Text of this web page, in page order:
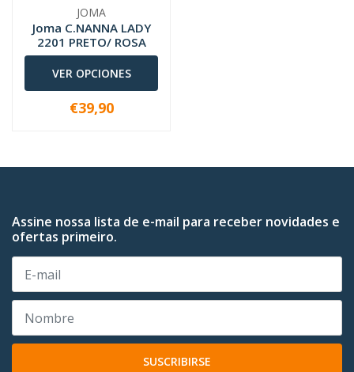
JOMA
Joma C.NANNA LADY
2201 PRETO/ ROSA
VER OPCIONES
€39,90
Assine nossa lista de e-mail para receber novidades e
ofertas primeiro.
SUSCRIBIRSE